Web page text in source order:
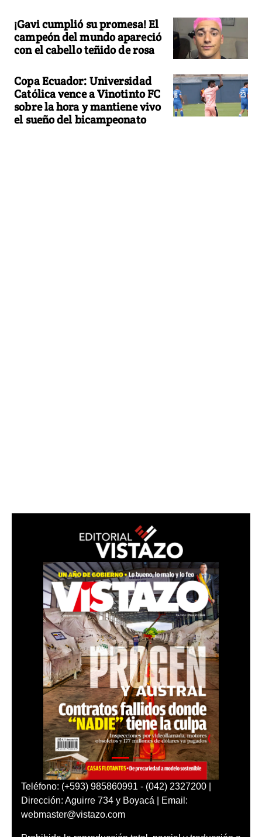
¡Gavi cumplió su promesa! El
campeón del mundo apareció
con el cabello teñido de rosa
Copa Ecuador: Universidad
Católica vence a Vinotinto FC
sobre la hora y mantiene vivo
el sueño del bicampeonato
Teléfono: (+593) 985860991 - (042) 2327200 |
Dirección: Aguirre 734 y Boyacá | Email:
webmaster@vistazo.com